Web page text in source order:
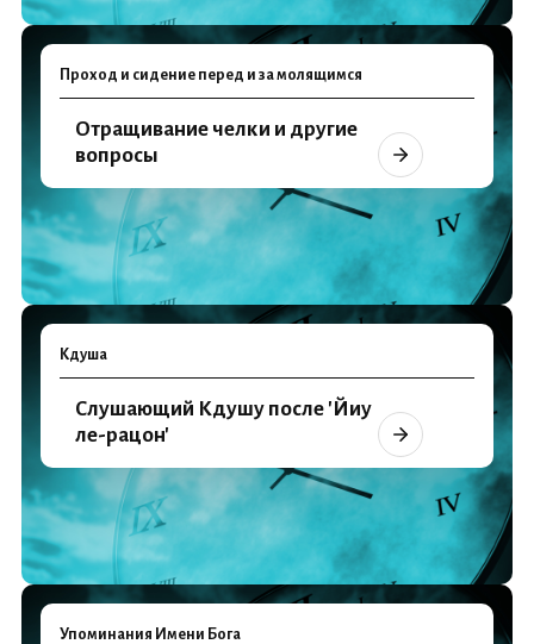
Проход и сидение перед и за молящимся
Отращивание челки и другие
вопросы
Кдуша
Слушающий Кдушу после 'Йиу
ле-рацон'
Упоминания Имени Бога